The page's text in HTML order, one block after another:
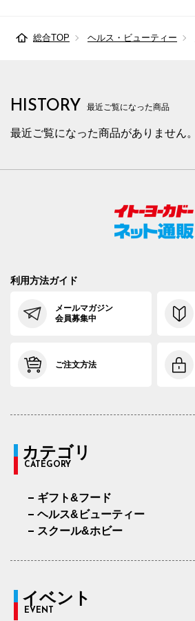
総合TOP ヘルス・ビューティー
HISTORY 最近ご覧になった商品
最近ご覧になった商品がありません。
利用方法ガイド
メールマガジン
会員募集中
ご注文方法
カテゴリ
CATEGORY
ギフト&フード
ヘルス&ビューティー
スクール&ホビー
イベント
EVENT